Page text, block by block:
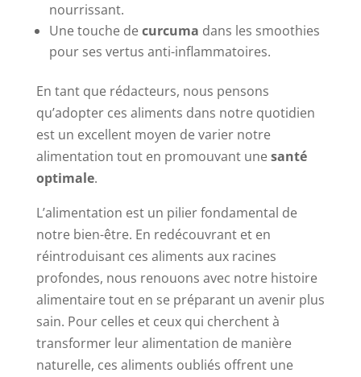
nourrissant.
Une touche decurcuma dans les smoothies
pour ses vertus anti-inflammatoires.
En tant que rédacteurs, nous pensons
qu’adopter ces aliments dans notre quotidien
est un excellent moyen de varier notre
alimentation tout en promouvant unesanté
optimale.
L’alimentation est un pilier fondamental de
notre bien-être. En redécouvrant et en
réintroduisant ces aliments aux racines
profondes, nous renouons avec notre histoire
alimentaire tout en se préparant un avenir plus
sain. Pour celles et ceux qui cherchent à
transformer leur alimentation de manière
naturelle, ces aliments oubliés offrent une